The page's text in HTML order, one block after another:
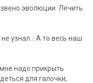
эволюции. Лечить
узнал… А то весь наш
надо прикрыть
для галочки,